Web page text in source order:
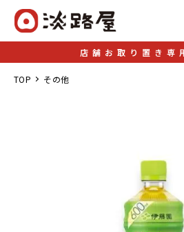
店舗お取り置き専
TOP その他